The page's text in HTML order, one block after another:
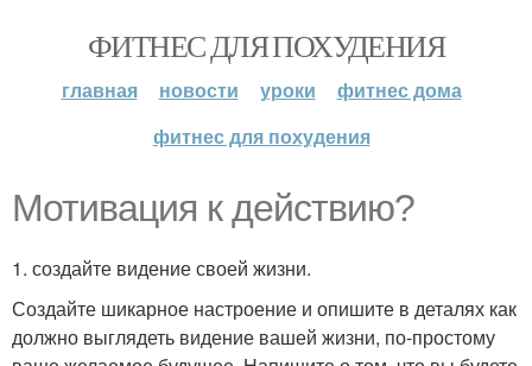
ФИТНЕС ДЛЯ ПОХУДЕНИЯ
главная новости уроки
фитнес дома
фитнес для похудения
Мотивация к действию?
1. создайте видение своей жизни.
Создайте шикарное настроение и опишите в деталях как
должно выглядеть видение вашей жизни, по-простому